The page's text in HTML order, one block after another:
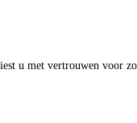
u met vertrouwen voor